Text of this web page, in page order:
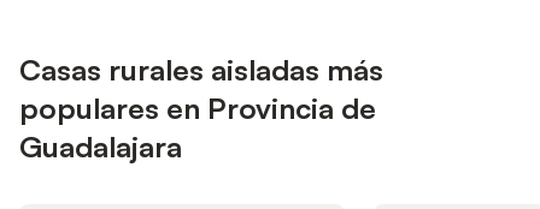
Casas rurales aisladas más
populares en Provincia de
Guadalajara